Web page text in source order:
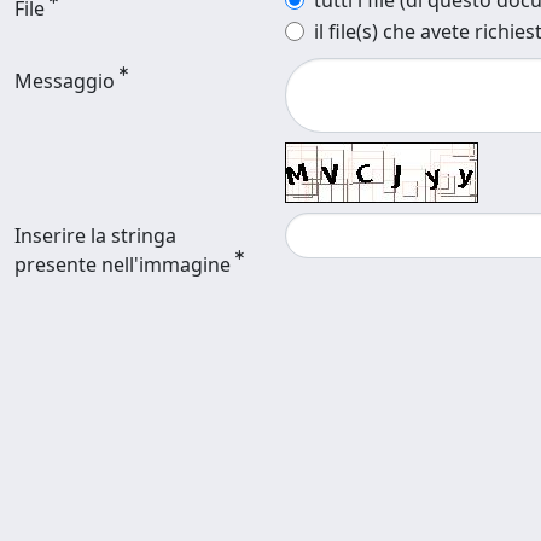
File
il file(s) che avete
Messaggio
Inserire la stringa
presente nell'immagine